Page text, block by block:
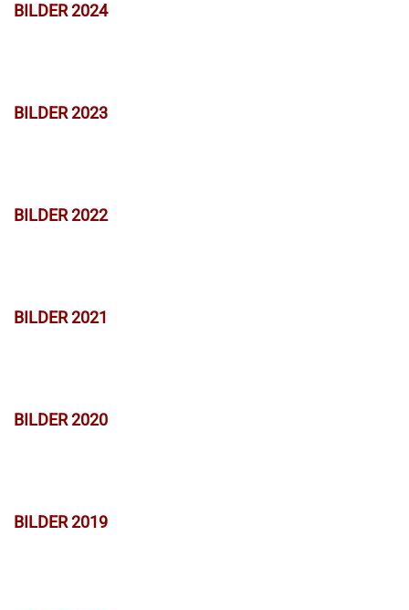
BILDER 2024
BILDER 2023
BILDER 2022
BILDER 2021
BILDER 2020
BILDER 2019